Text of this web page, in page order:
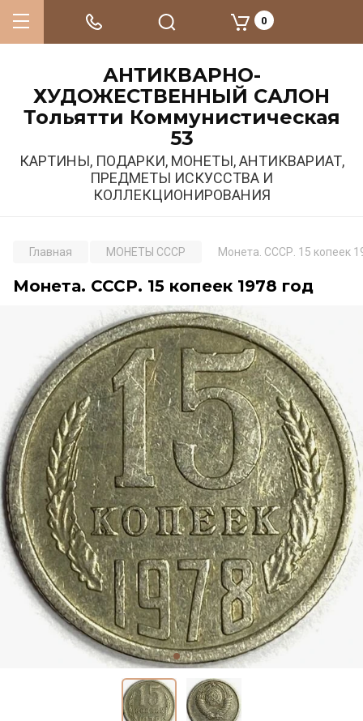
АНТИКВАРНО-
ХУДОЖЕСТВЕННЫЙ САЛОН
Тольятти Коммунистическая
53
КАРТИНЫ, ПОДАРКИ, МОНЕТЫ, АНТИКВАРИАТ,
ПРЕДМЕТЫ ИСКУССТВА И
КОЛЛЕКЦИОНИРОВАНИЯ
0
Главная МОНЕТЫ СССР Монета. СССР. 15 копеек
Монета. СССР. 15 копеек 1978 год